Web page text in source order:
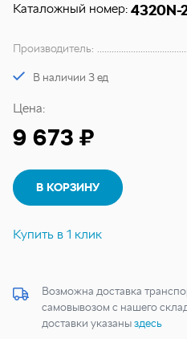
Каталожный номер: 4320N-
Производитель:
В наличии 3 ед
Цена:
9 673 ₽
В КОРЗИНУ
Купить в 1 клик
Возможна доставка
самовывозом с нашего
доставки указаныздесь